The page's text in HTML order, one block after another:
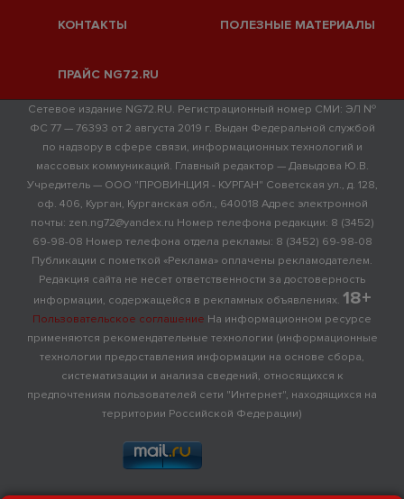
КОНТАКТЫ ПОЛЕЗНЫЕ МАТЕРИАЛЫ
ПРАЙС NG72.RU
Сетевое издание NG72.RU. Регистрационный номер СМИ: ЭЛ №
ФС 77 — 76393 от 2 августа 2019 г. Выдан Федеральной службой
по надзору в сфере связи, информационных технологий и
массовых коммуникаций. Главный редактор — Давыдова Ю.В.
Учредитель — ООО "ПРОВИНЦИЯ - КУРГАН" Советская ул., д. 128,
оф. 406, Курган, Курганская обл., 640018 Адрес электронной
почты: zen.ng72@yandex.ru Номер телефона редакции: 8 (3452)
69-98-08 Номер телефона отдела рекламы: 8 (3452) 69-98-08
Публикации с пометкой «Реклама» оплачены рекламодателем.
Редакция сайта не несет ответственности за достоверность
информации, содержащейся в рекламных объявлениях. 18+
Пользовательское соглашение На информационном ресурсе
применяются рекомендательные технологии (информационные
технологии предоставления информации на основе сбора,
систематизации и анализа сведений, относящихся к
предпочтениям пользователей сети "Интернет", находящихся на
территории Российской Федерации)